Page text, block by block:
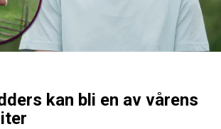
kan bli en av vårens